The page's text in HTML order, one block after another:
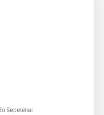
šepetėliai